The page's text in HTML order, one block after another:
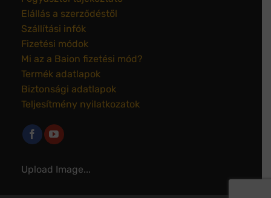
Elállás a szerződéstől
Szállítási infók
Fizetési módok
Mi az a Baion fizetési mód?
Termék adatlapok
Biztonsági adatlapok
Teljesítmény nyilatkozatok
Upload Image...